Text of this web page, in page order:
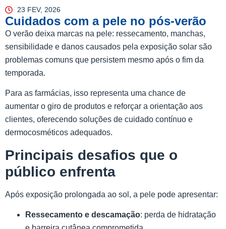
23 FEV, 2026
Cuidados com a pele no pós-verão
O verão deixa marcas na pele: ressecamento, manchas,
sensibilidade e danos causados pela exposição solar são
problemas comuns que persistem mesmo após o fim da
temporada.
Para as farmácias, isso representa uma chance de
aumentar o giro de produtos e reforçar a orientação aos
clientes, oferecendo soluções de cuidado contínuo e
dermocosméticos adequados.
Principais desafios que o
público enfrenta
Após exposição prolongada ao sol, a pele pode apresentar:
Ressecamento e descamação: perda de hidratação